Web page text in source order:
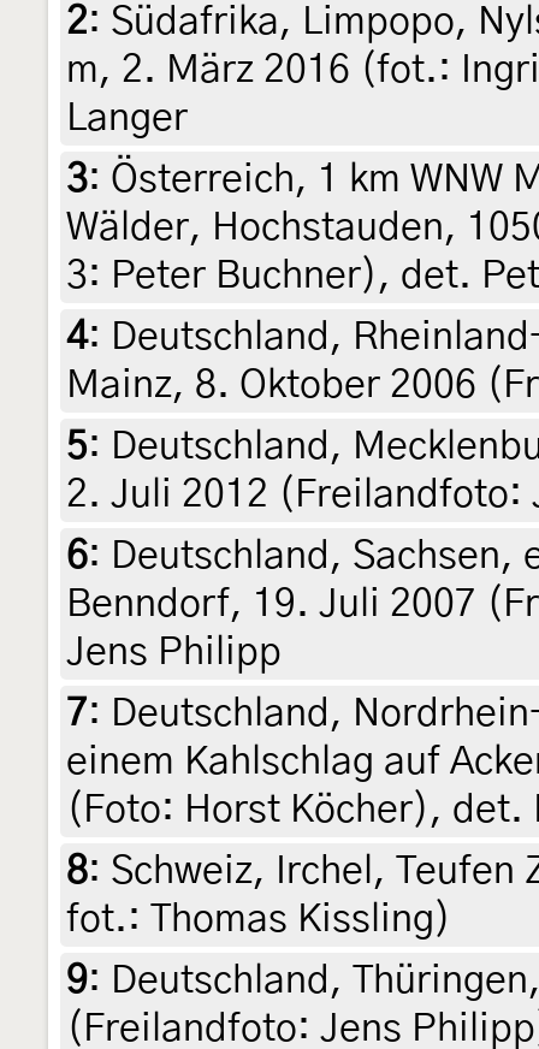
2: Südafrika, Limpopo,
m, 2. März 2016 (fot.:
Langer
3: Österreich, 1 km WNW
Wälder, Hochstauden,
3: Peter Buchner), det.
4: Deutschland,
Mainz, 8. Oktober 2006
5: Deutschland,
2. Juli 2012 (Freilandfoto:
6: Deutschland, Sachsen,
Benndorf, 19. Juli 2007
Jens Philipp
7: Deutschland,
einem Kahlschlag auf
(Foto: Horst Köcher), det.
8: Schweiz, Irchel, Teufen
fot.: Thomas Kissling)
9: Deutschland,
(Freilandfoto: Jens